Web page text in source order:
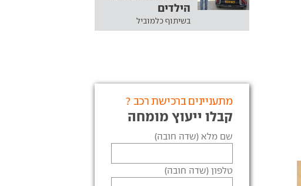
הילדים
בשיתוף כלמוביל
מתעניינים ברכישת רכב ?
קבלו ייעוץ מומחה
שם מלא (שדה חובה)
טלפון (שדה חובה)